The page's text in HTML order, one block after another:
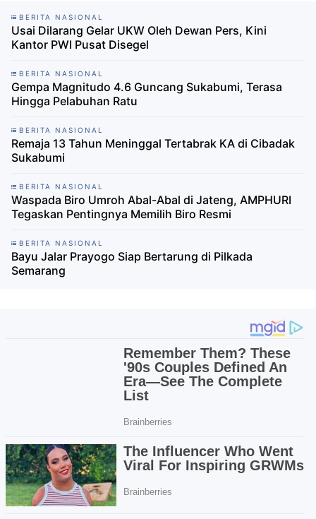
BERITA NASIONAL
Usai Dilarang Gelar UKW Oleh Dewan Pers, Kini
Kantor PWI Pusat Disegel
BERITA NASIONAL
Gempa Magnitudo 4.6 Guncang Sukabumi, Terasa
Hingga Pelabuhan Ratu
BERITA NASIONAL
Remaja 13 Tahun Meninggal Tertabrak KA di Cibadak
Sukabumi
BERITA NASIONAL
Waspada Biro Umroh Abal-Abal di Jateng, AMPHURI
Tegaskan Pentingnya Memilih Biro Resmi
BERITA NASIONAL
Bayu Jalar Prayogo Siap Bertarung di Pilkada
Semarang